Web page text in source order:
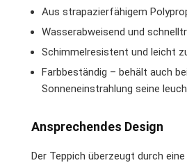
Aus strapazierfähigem
Wasserabweisend und
Schimmelresistent und leicht
Farbbeständig – behält auch bei
Sonneneinstrahlung seine
Ansprechendes Design
Der Teppich überzeugt durch